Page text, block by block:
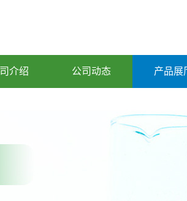
介绍 公司动态 产品展